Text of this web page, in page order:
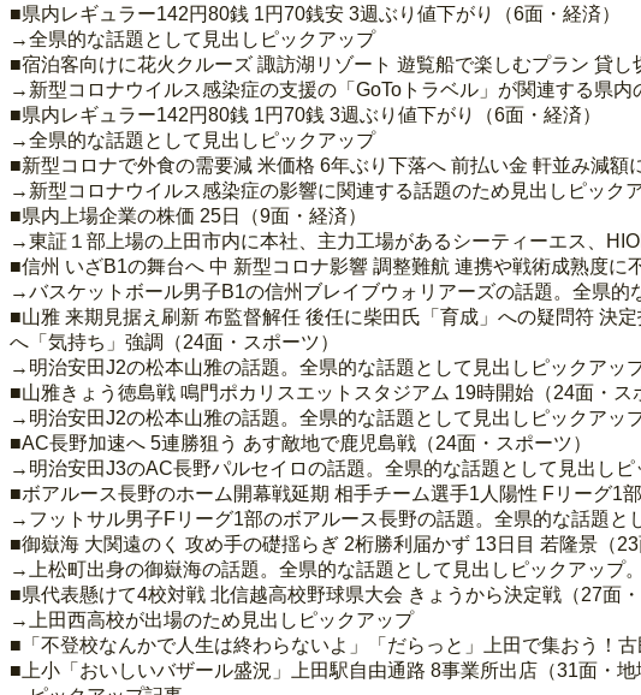
■県内レギュラー142円80銭 1円70銭安 3週ぶり値下がり（6面・経済）
→全県的な話題として見出しピックアップ
■宿泊客向けに花火クルーズ 諏訪湖リゾート 遊覧船で楽しむプラン 貸
→新型コロナウイルス感染症の支援の「GoToトラベル」が関連する県
■県内レギュラー142円80銭 1円70銭 3週ぶり値下がり（6面・経済）
→全県的な話題として見出しピックアップ
■新型コロナで外食の需要減 米価格 6年ぶり下落へ 前払い金 軒並み減額
→新型コロナウイルス感染症の影響に関連する話題のため見出しピック
■県内上場企業の株価 25日（9面・経済）
→東証１部上場の上田市内に本社、主力工場があるシーティーエス、
■信州 いざB1の舞台へ 中 新型コロナ影響 調整難航 連携や戦術成熟度に
→バスケットボール男子B1の信州ブレイブウォリアーズの話題。全県的
■山雅 来期見据え刷新 布監督解任 後任に柴田氏「育成」への疑問符 決
へ「気持ち」強調（24面・スポーツ）
→明治安田J2の松本山雅の話題。全県的な話題として見出しピックアッ
■山雅きょう徳島戦 鳴門ポカリスエットスタジアム 19時開始（24面・ス
→明治安田J2の松本山雅の話題。全県的な話題として見出しピックアッ
■AC長野加速へ 5連勝狙う あす敵地で鹿児島戦（24面・スポーツ）
→明治安田J3のAC長野パルセイロの話題。全県的な話題として見出しピ
■ボアルース長野のホーム開幕戦延期 相手チーム選手1人陽性 Fリーグ1
→フットサル男子Fリーグ1部のボアルース長野の話題。全県的な話題と
■御嶽海 大関遠のく 攻め手の礎揺らぎ 2桁勝利届かず 13日目 若隆景（23
→上松町出身の御嶽海の話題。全県的な話題として見出しピックアッ
■県代表懸けて4校対戦 北信越高校野球県大会 きょうから決定戦（27面・
→上田西高校が出場のため見出しピックアップ
■「不登校なんかで人生は終わらないよ」「だらっと」上田で集おう！
■上小「おいしいバザール盛況」上田駅自由通路 8事業所出店（31面・地